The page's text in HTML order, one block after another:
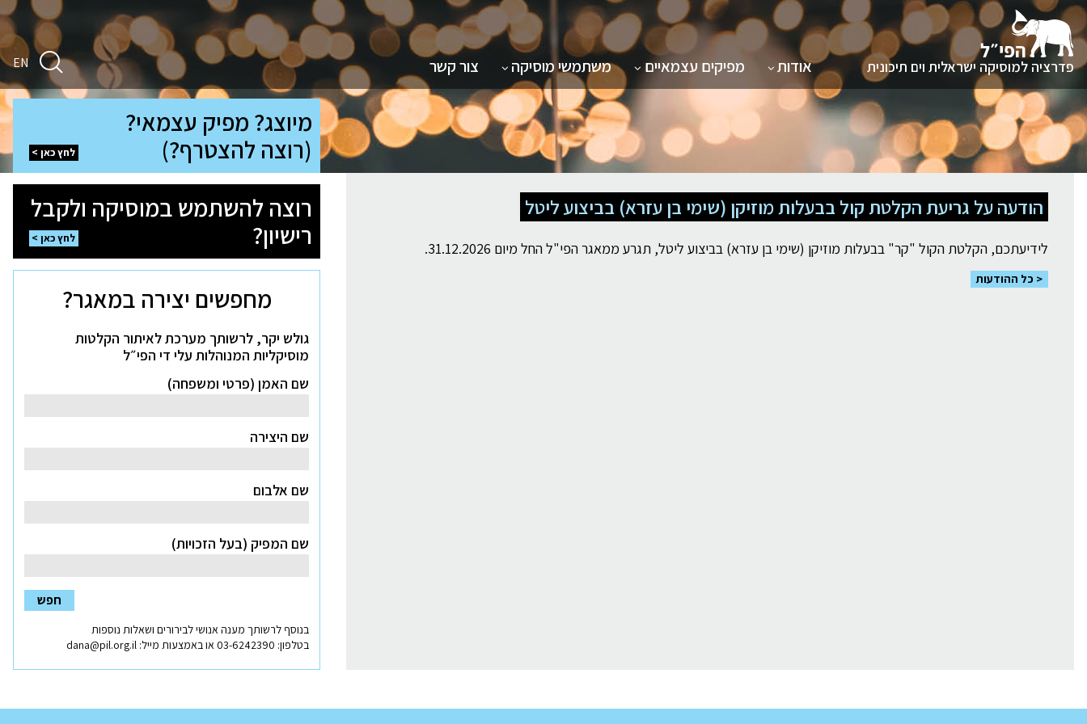
דלגו
פדרציה למוסיקה ישראלית וים תיכונית אודות תת תפריט - אודות
מפיקים עצמאיים תת תפריט - מפיקים עצמאיים
משתמשי מוסיקה תת תפריט - משתמשי מוסיקה
צור קשר חיפוש
EN
הודעה על גריעת הקלטת קול בבעלות מוזיקן (שימי בן עזרא) בביצוע ליטל
לידיעתכם, הקלטת הקול "קר" בבעלות מוזיקן (שימי בן עזרא) בביצוע ליטל, תגרע ממאגר הפי"ל החל מיום 31.12.2026.
כל ההודעות
מיוצג? מפיק עצמאי?
(רוצה להצטרף?)
מיוצג?
מפיק
עצמאי?
(רוצה
להצטרף?)
לחץ
כאן
לחץ כאן
רוצה להשתמש במוסיקה ולקבל
רישיון?
רוצה
להשתמש
במוסיקה
ולקבל
רישיון?
כאן
לחץ כאן
מחפשים יצירה במאגר?
גולש יקר, לרשותך מערכת לאיתור הקלטות
מוסיקליות המנוהלות עלי די הפי״ל
שם האמן (פרטי ומשפחה)
שם היצירה
שם אלבום
שם המפיק (בעל הזכויות)
חפש
בנוסף לרשותך מענה אנושי לבירורים ושאלות נוספות
בטלפון: 03-6242390 או באמצעות מייל: dana@pil.org.il
חדש